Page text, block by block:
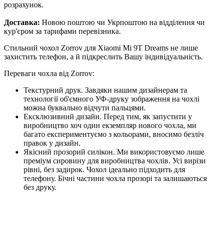
розрахунок.
Доставка: Новою поштою чи Укрпоштою на відділення чи
кур'єром за тарифами перевізника.
Стильний чохол Zorrov для Xiaomi Mi 9T Dreams не лише
захистить телефон, а й підкреслить Вашу індивідуальність.
Переваги чохла від Zorrov:
Текстурний друк. Завдяки нашим дизайнерам та
технології об'ємного УФ-друку зображення на чохлі
можна буквально відчути пальцями.
Ексклюзивний дизайн. Перед тим, як запустити у
виробництво хоч один екземпляр нового чохла, ми
багато експериментуємо з кольорами, вносимо безліч
правок у дизайн.
Якісний прозорий силікон. Ми використовуємо лише
преміум сировину для виробництва чохлів. Усі вирізи
рівні, без задирок. Чохол ідеально підходить для
телефону. Бічні частини чохла прозорі та залишаються
без друку.